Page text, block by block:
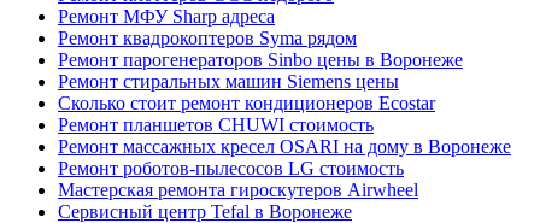
Ремонт МФУ Sharp адреса
Ремонт квадрокоптеров Syma рядом
Ремонт парогенераторов Sinbo цены в Воронеже
Ремонт стиральных машин Siemens цены
Сколько стоит ремонт кондиционеров Ecostar
Ремонт планшетов CHUWI стоимость
Ремонт массажных кресел OSARI на дому в Воронеже
Ремонт роботов-пылесосов LG стоимость
Мастерская ремонта гироскутеров Airwheel
Сервисный центр Tefal в Воронеже